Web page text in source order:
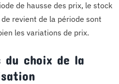
de hausse des prix, le stock
revient de la période sont
les variations de prix.
du choix de la